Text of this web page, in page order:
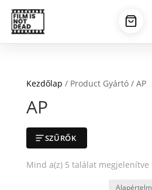
Kezdőlap / Product Gyártó / AP
AP
SZŰRŐK
Mind a(z) 5 találat megjelenítve